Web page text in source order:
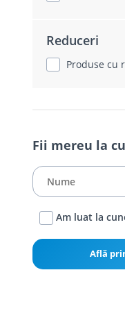
Reduceri
Produse cu
Fii mereu la
Am luat la
Află